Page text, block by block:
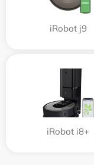
iRobot j9
iRobot i8+